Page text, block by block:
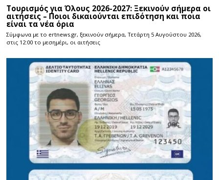
Τουρισμός για Όλους 2026-2027: Ξεκινούν σήμερα οι
αιτήσεις – Ποιοι δικαιούνται επιδότηση και ποια
είναι τα νέα όρια
Σύμφωνα με το ertnews.gr, ξεκινούν σήμερα, Τετάρτη 5 Αυγούστου 2026,
στις 12:00 το μεσημέρι, οι αιτήσεις